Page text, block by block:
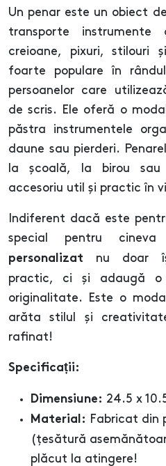
Un penar este un obiect
transporte
creioane, pixuri, stilouri
foarte populare în
persoanelor care
de scris. Ele oferă o
păstra instrumentele
daune sau pierderi.
la școală, la birou
accesoriu util și practic în
Indiferent dacă este
special pentru
personalizat nu doar își
practic, ci și adaugă
originalitate. Este o
arăta stilul și
rafinat!
Specificații:
Dimensiune: 24.5 x
Material:
Fabricat din
(țesătură
plăcut la atingere!